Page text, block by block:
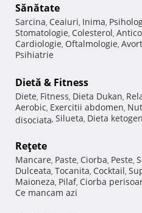
Sănătate
Sarcina, Ceaiuri, Inima,
Stomatologie, Colesterol,
Cardiologie, Oftalmologie, Avort
Psihiatrie
Dietă & Fitness
Diete, Fitness, Dieta Dukan,
Aerobic, Exercitii abdomen,
disociata, Silueta, Dieta
Reţete
Mancare, Paste, Ciorba, Peste,
Dulceata, Tocanita, Cocktail,
Maioneza, Pilaf, Ciorba
Ce mancam azi